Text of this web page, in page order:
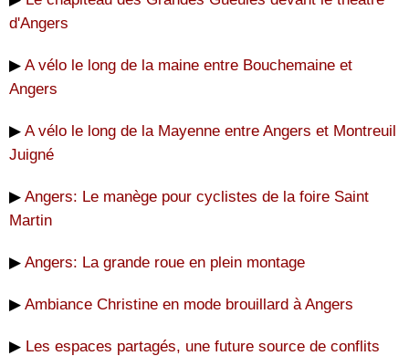
d'Angers
▶ A vélo le long de la maine entre Bouchemaine et
Angers
▶ A vélo le long de la Mayenne entre Angers et Montreuil
Juigné
▶ Angers: Le manège pour cyclistes de la foire Saint
Martin
▶ Angers: La grande roue en plein montage
▶ Ambiance Christine en mode brouillard à Angers
▶ Les espaces partagés, une future source de conflits